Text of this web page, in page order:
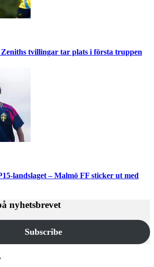
tvillingar tar plats i första truppen
landslaget – Malmö FF sticker ut med
nyhetsbrevet
Subscribe